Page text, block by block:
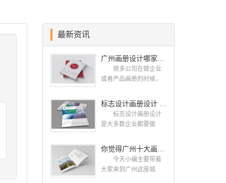
最新资讯
广州画册设计哪家公司好？我们推荐古柏品牌设计
很多公司在做企业
或者产品画册的时候，
公司，这样设计出来的
画册，才能让人眼前一
亮，才能够给公司带来
计找哪家公司。 广
州画册设计哪家公司
好？本地人都会选择古
标志设计画册设计 对标志设计有哪些原则呢？
标志设计画册设计
是大多数企业都要做
一个企业的门面形象，
而画册就是作为宣传，
把企业的形象和活动更
你觉得广州十大画册设计公司的排名真的重要吗？
今天小编主要带着
大家来到广州这座城